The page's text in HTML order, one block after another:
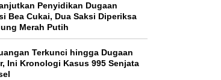
Penyidikan Dugaan
Bea Cukai, Dua Saksi Diperiksa
Merah Putih
Terkunci hingga Dugaan
Ini Kronologi Kasus 995 Senjata